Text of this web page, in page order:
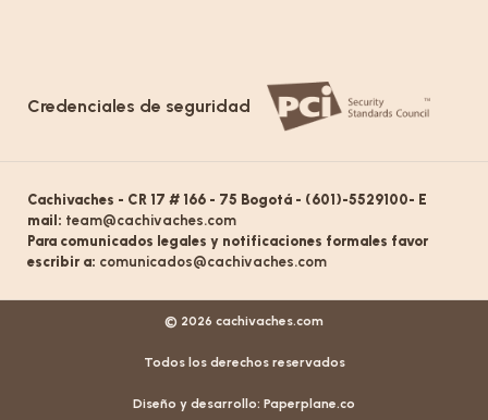
Credenciales de seguridad
Cachivaches - CR 17 # 166 - 75 Bogotá - (601)-5529100- E
mail: team@cachivaches.com
Para comunicados legales y notificaciones formales favor
escribir a: comunicados@cachivaches.com
© 2026 cachivaches.com
Todos los derechos reservados
Diseño y desarrollo: Paperplane.co